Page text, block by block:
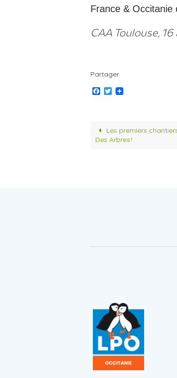
France & Occitanie
CAA Toulouse,
Partager
F
o
o
T
e
r
Les premiers
Des Arbres !